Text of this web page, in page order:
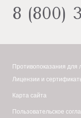
8 (800)
Противопоказания для
Лицензии и
Карта сайта
Пользовательское